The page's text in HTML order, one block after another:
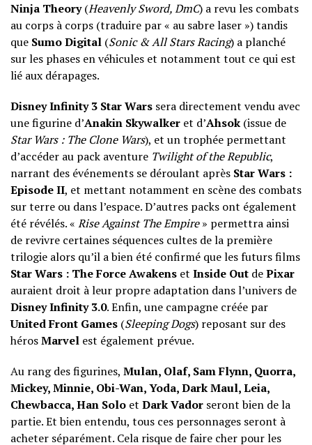
Ninja Theory(Heavenly Sword, DmC) a revu les combats
au corps à corps (traduire par « au sabre laser ») tandis
que Sumo Digital (Sonic & All Stars Racing) a planché
sur les phases en véhicules et notamment tout ce qui est
lié aux dérapages.
Disney Infinity 3 Star Wars sera directement vendu avec
une figurine d’Anakin Skywalker et d’Ahsok (issue de
Star Wars : The Clone Wars), et un trophée permettant
d’accéder au pack aventure Twilight of the Republic,
narrant des événements se déroulant après Star Wars :
Episode II, et mettant notamment en scène des combats
sur terre ou dans l’espace. D’autres packs ont également
été révélés. « Rise Against The Empire» permettra ainsi
de revivre certaines séquences cultes de la première
trilogie alors qu’il a bien été confirmé que les futurs films
Star Wars : The Force Awakens et Inside Out dePixar
auraient droit à leur propre adaptation dans l’univers de
Disney Infinity 3.0. Enfin, une campagne créée par
United Front Games (Sleeping Dogs) reposant sur des
hérosMarvel est également prévue.
Au rang des figurines, Mulan, Olaf, Sam Flynn, Quorra,
Mickey, Minnie, Obi-Wan, Yoda, Dark Maul, Leia,
Chewbacca, Han Solo et Dark Vador seront bien de la
partie. Et bien entendu, tous ces personnages seront à
acheter séparément. Cela risque de faire cher pour les